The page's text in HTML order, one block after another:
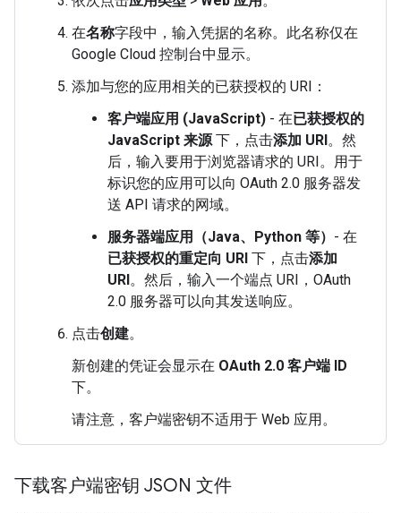
在名称字段中，输入凭据的名称。此名称仅在
Google Cloud 控制台中显示。
添加与您的应用相关的已获授权的 URI：
客户端应用 (JavaScript) - 在已获授权的
JavaScript 来源 下，点击添加 URI。然
后，输入要用于浏览器请求的 URI。用于
标识您的应用可以向 OAuth 2.0 服务器发
送 API 请求的网域。
服务器端应用（Java、Python 等） - 在
已获授权的重定向 URI 下，点击添加
URI。然后，输入一个端点 URI，OAuth
2.0 服务器可以向其发送响应。
点击创建。
新创建的凭证会显示在 OAuth 2.0 客户端 ID
下。
请注意，客户端密钥不适用于 Web 应用。
下载客户端密钥 JSON 文件